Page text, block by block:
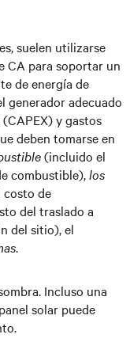
suelen utilizarse
CA para soportar un
de energía de
generador adecuado
y gastos
deben tomarse en
(incluido el
combustible),los
de
del traslado a
del sitio), el
.
Incluso una
solar puede